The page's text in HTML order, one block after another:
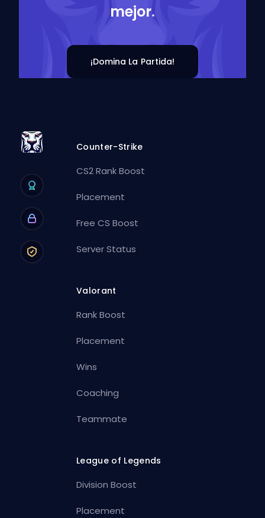
mejor.
¡Domina La Partida!
Counter-Strike
CS2 Rank Boost
Placement
Free CS Boost
Server Status
Valorant
Rank Boost
Placement
Wins
Coaching
Teammate
League of Legends
Division Boost
Placement